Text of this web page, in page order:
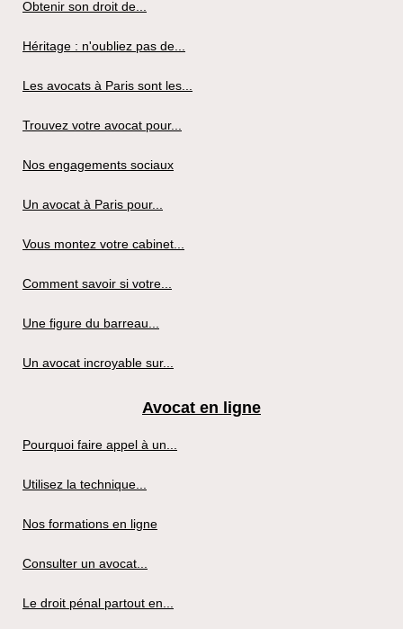
Obtenir son droit de...
Héritage : n'oubliez pas de...
Les avocats à Paris sont les...
Trouvez votre avocat pour...
Nos engagements sociaux
Un avocat à Paris pour...
Vous montez votre cabinet...
Comment savoir si votre...
Une figure du barreau...
Un avocat incroyable sur...
Avocat en ligne
Pourquoi faire appel à un...
Utilisez la technique...
Nos formations en ligne
Consulter un avocat...
Le droit pénal partout en...